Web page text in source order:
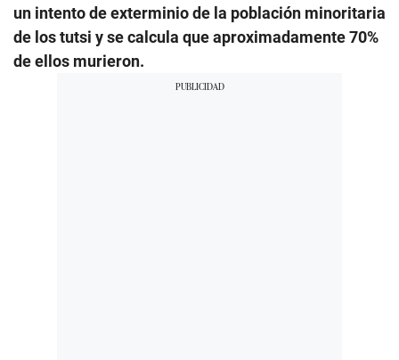
un intento de exterminio de la población minoritaria
de los tutsi y se calcula que aproximadamente 70%
de ellos murieron.